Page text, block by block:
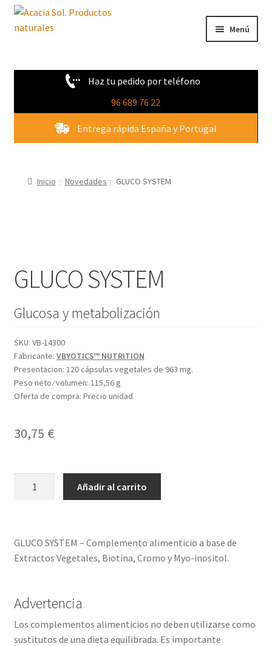
navegación
Menú
Novedades
Contacto
Haz tu pedido por teléfono
96 689 76 22
Entrega rápida España y Portugal
Inicio Novedades GLUCO SYSTEM
GLUCO SYSTEM
Glucosa y metabolización
SKU: VB-14300
Fabricante: VBYOTICS™ NUTRITION
Presentacion: 120 cápsulas vegetales de 963 mg.
Peso neto ⁄ volumen: 115,56 g
Oferta de compra: Precio unidad
30,75 €
Añadir al carrito
GLUCO SYSTEM – Complemento alimenticio a base de
Extractos Vegetales, Biotina, Cromo y Myo-inositol.
Advertencia
Los complementos alimenticios no deben utilizarse como
sustitutos de una dieta equilibrada. Es importante